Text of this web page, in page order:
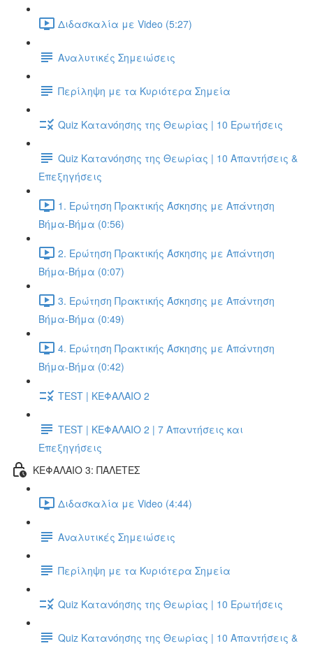
Διδασκαλία με Video (5:27)
Αναλυτικές Σημειώσεις
Περίληψη με τα Κυριότερα Σημεία
Quiz Κατανόησης της Θεωρίας | 10 Ερωτήσεις
Quiz Κατανόησης της Θεωρίας | 10 Απαντήσεις &
Επεξηγήσεις
1. Ερώτηση Πρακτικής Άσκησης με Απάντηση
Βήμα-Βήμα (0:56)
2. Ερώτηση Πρακτικής Άσκησης με Απάντηση
Βήμα-Βήμα (0:07)
3. Ερώτηση Πρακτικής Άσκησης με Απάντηση
Βήμα-Βήμα (0:49)
4. Ερώτηση Πρακτικής Άσκησης με Απάντηση
Βήμα-Βήμα (0:42)
TEST | ΚΕΦΑΛΑΙΟ 2
TEST | ΚΕΦΑΛΑΙΟ 2 | 7 Απαντήσεις και
Επεξηγήσεις
ΚΕΦΑΛΑΙΟ 3: ΠΑΛΕΤΕΣ
Διδασκαλία με Video (4:44)
Αναλυτικές Σημειώσεις
Περίληψη με τα Κυριότερα Σημεία
Quiz Κατανόησης της Θεωρίας | 10 Ερωτήσεις
Quiz Κατανόησης της Θεωρίας | 10 Απαντήσεις &